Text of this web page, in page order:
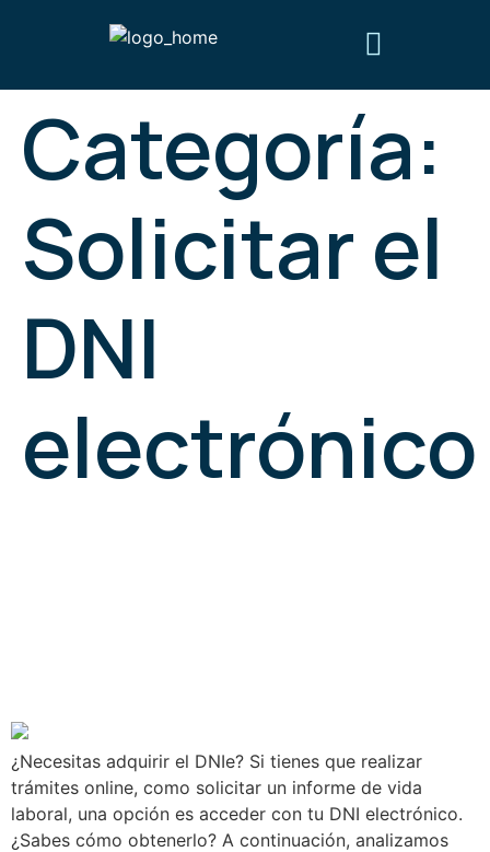
Categoría:
Solicitar el
DNI
electrónico
¿Necesitas adquirir el DNIe? Si tienes que realizar
trámites online, como solicitar un informe de vida
laboral, una opción es acceder con tu DNI electrónico.
¿Sabes cómo obtenerlo? A continuación, analizamos